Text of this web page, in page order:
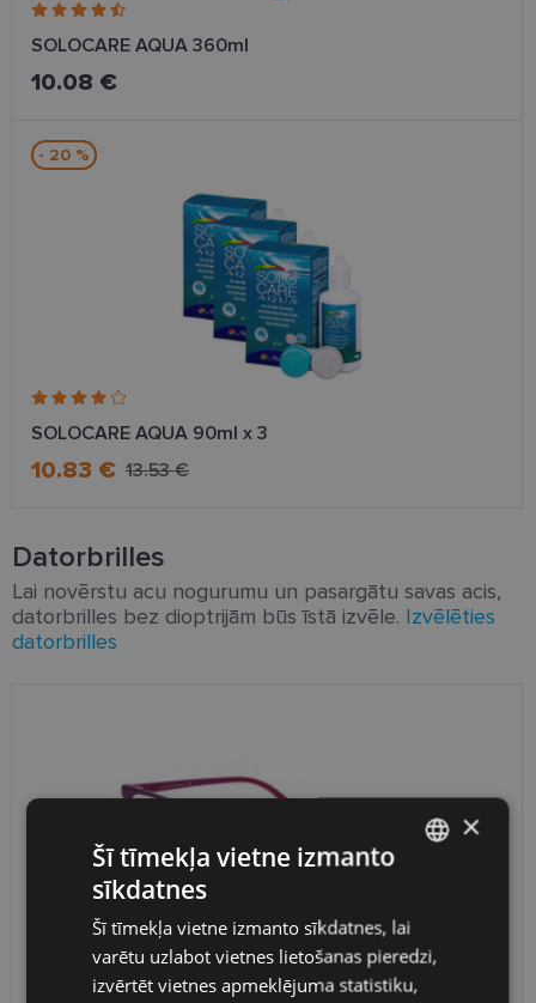
SOLOCARE AQUA 360ml
10.08 €
- 20 %
SOLOCARE AQUA 90ml x 3
10.83 € 13.53 €
Datorbrilles
Lai novērstu acu nogurumu un pasargātu savas acis,
datorbrilles bez dioptrijām būs īstā izvēle. Izvēlēties
datorbrilles
Cvantus UltraBlue G105 C5 54-16
ENGLISH
×
Šī tīmekļa vietne izmanto
sīkdatnes
Šī tīmekļa vietne izmanto sīkdatnes, lai
varētu uzlabot vietnes lietošanas pieredzi,
izvērtēt vietnes apmeklējuma statistiku,